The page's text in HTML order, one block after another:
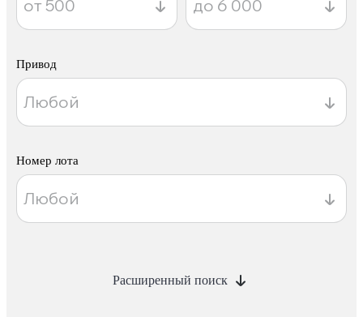
Привод
Номер лота
Расширенный поиск